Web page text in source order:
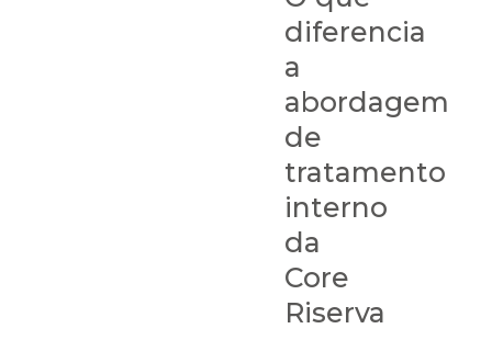
diferencia
a
abordagem
de
tratamento
interno
da
Core
Riserva